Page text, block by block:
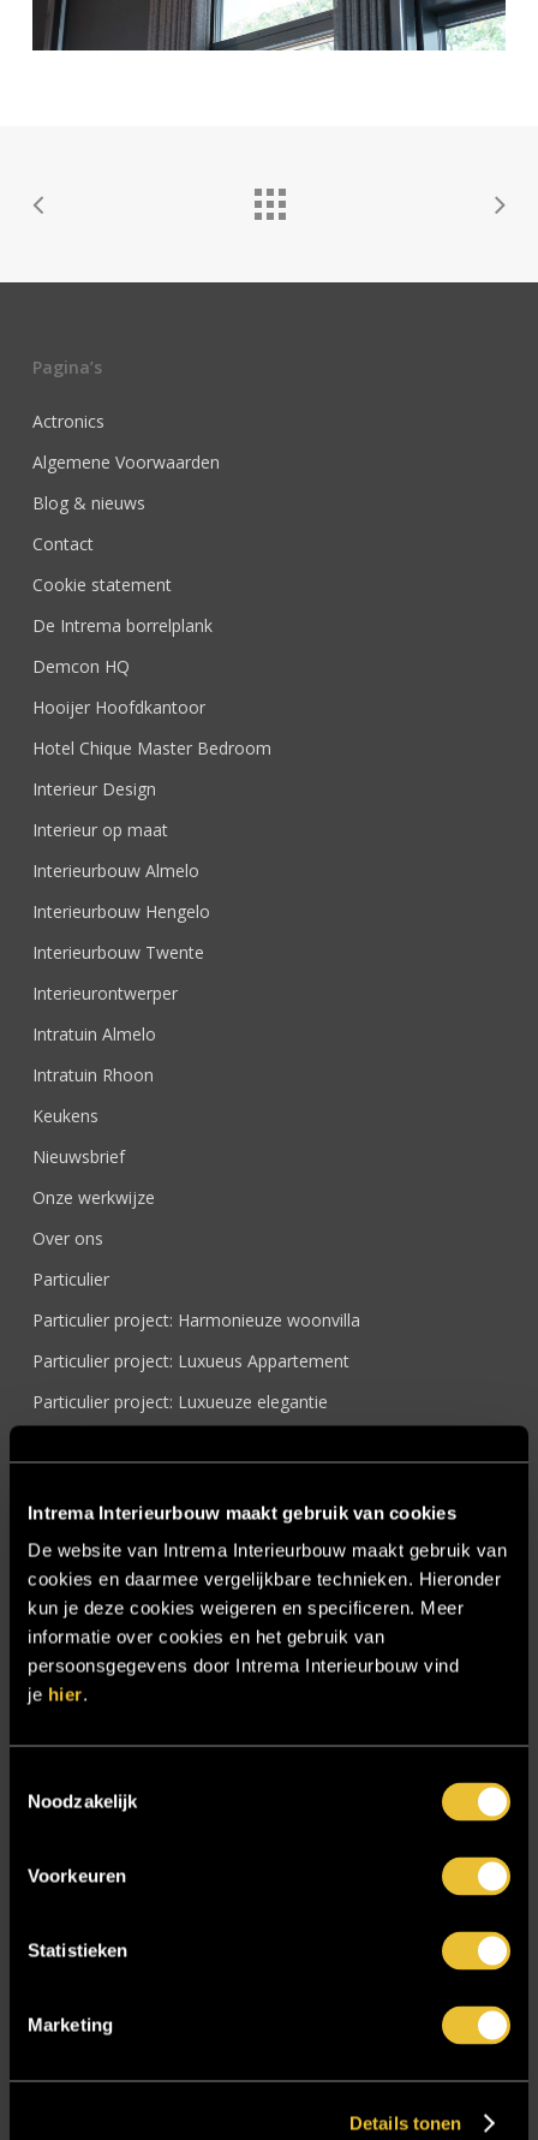
Intrema Interieurbouw maakt gebruik van cookies
De website van Intrema Interieurbouw maakt gebruik van
cookies en daarmee vergelijkbare technieken. Hieronder
kun je deze cookies weigeren en specificeren. Meer
informatie over cookies en het gebruik van
persoonsgegevens door Intrema Interieurbouw vind
je hier.
Noodzakelijk
Voorkeuren
Statistieken
Marketing
Details tonen
Pagina’s
Actronics
Algemene Voorwaarden
Blog & nieuws
Contact
Cookie statement
De Intrema borrelplank
Demcon HQ
Hooijer Hoofdkantoor
Hotel Chique Master Bedroom
Interieur Design
Interieur op maat
Interieurbouw Almelo
Interieurbouw Hengelo
Interieurbouw Twente
Interieurontwerper
Intratuin Almelo
Intratuin Rhoon
Keukens
Nieuwsbrief
Onze werkwijze
Over ons
Particulier
Particulier project: Harmonieuze woonvilla
Particulier project: Luxueus Appartement
Particulier project: Luxueuze elegantie
Particulier project: Woonvilla met exclusief maatwerk
Projecten
Referenties
Samenwerken
Sensire
Trebbe MiddenWest
Zakelijk